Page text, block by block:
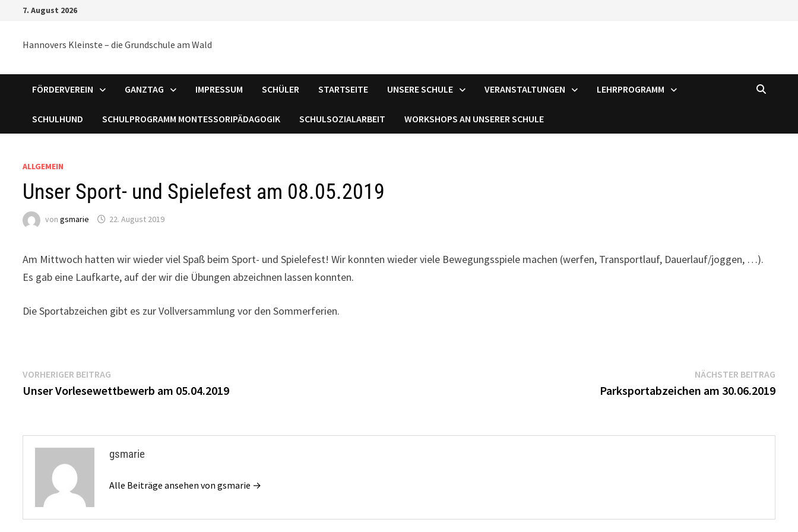
springen
7. August 2026
Hannovers Kleinste – die Grundschule am Wald
FÖRDERVEREIN GANZTAG IMPRESSUM SCHÜLER STARTSEITE UNSERE SCHULE VERANSTALTUNGEN LEHRPROGRAMM
SCHULHUND SCHULPROGRAMM MONTESSORIPÄDAGOGIK SCHULSOZIALARBEIT WORKSHOPS AN UNSERER SCHULE
ALLGEMEIN
Unser Sport- und Spielefest am 08.05.2019
vongsmarie 22. August 2019
Am Mittwoch hatten wir wieder viel Spaß beim Sport- und Spielefest! Wir konnten wieder viele Bewegungsspiele machen (werfen, Transportlauf, Dauerlauf/joggen, …).
Es gab eine Laufkarte, auf der wir die Übungen abzeichnen lassen konnten.
Die Sportabzeichen gibt es zur Vollversammlung vor den Sommerferien.
Beitragsnavigation
VORHERIGER BEITRAG
Beitrag:
Unser Vorlesewettbewerb am 05.04.2019
NÄCHSTER BEITRAG
Parksportabzeichen am 30.06.2019
gsmarie
Alle Beiträge ansehen von gsmarie →